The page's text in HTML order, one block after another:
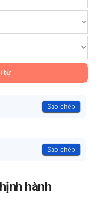
tự
Sao chép
Sao chép
hành